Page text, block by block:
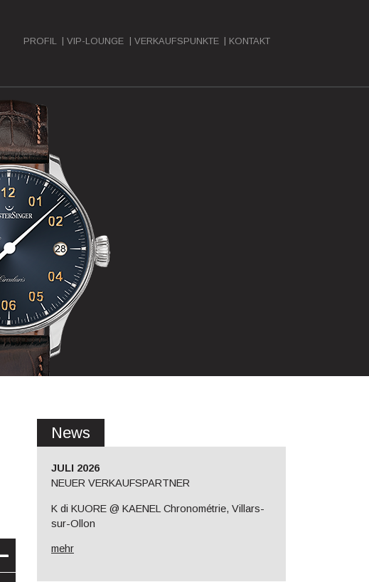
PROFIL (CURRENT)
VIP-LOUNGE VERKAUFSPUNKTE KONTAKT
News
JULI 2026
NEUER VERKAUFSPARTNER
K di KUORE @ KAENEL Chronométrie, Villars-
sur-Ollon
mehr